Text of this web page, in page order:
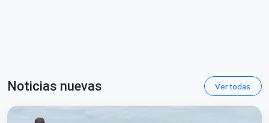
Noticias nuevas Ver todas